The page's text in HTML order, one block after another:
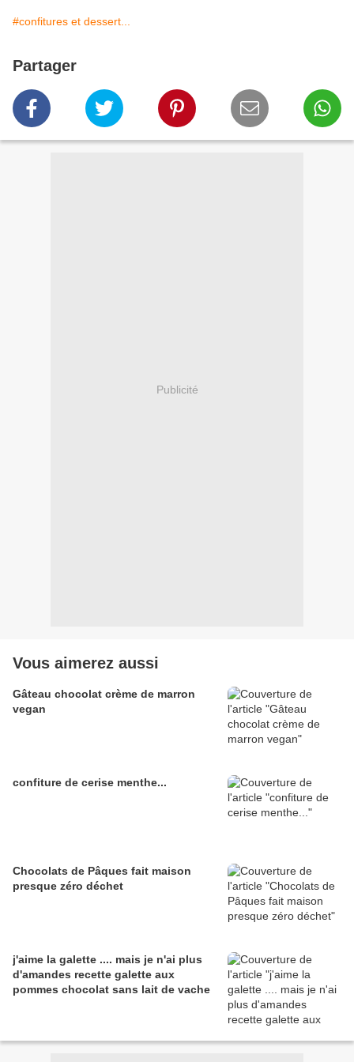
#confitures et dessert...
Partager
Publicité
Vous aimerez aussi
Gâteau chocolat crème de marron
vegan
confiture de cerise menthe...
Chocolats de Pâques fait maison
presque zéro déchet
j'aime la galette .... mais je n'ai plus
d'amandes recette galette aux
pommes chocolat sans lait de vache